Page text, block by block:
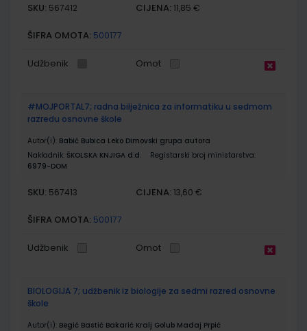
SKU: 567412 CIJENA: 11,85 €
ŠIFRA OMOTA: 500177
Udžbenik Omot
#MOJPORTAL7; radna bilježnica za informatiku u sedmom
razredu osnovne škole
Autor(i): Babić Bubica Leko Dimovski grupa autora
Nakladnik: ŠKOLSKA KNJIGA d.d.
Registarski broj ministarstva:
6979-DOM
SKU: 567413 CIJENA: 13,60 €
ŠIFRA OMOTA: 500177
Udžbenik Omot
BIOLOGIJA 7; udžbenik iz biologije za sedmi razred osnovne
škole
Autor(i): Begić Bastić Bakarić Kralj Golub Madaj Prpić